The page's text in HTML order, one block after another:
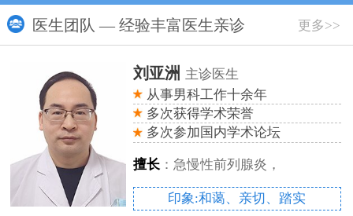
医生团队 — 经验丰富医生亲诊 更多>>
刘亚洲 主诊医生
从事男科工作十余年
多次获得学术荣誉
多次参加国内学术论坛
擅长：急慢性前列腺炎，
印象:和蔼、亲切、踏实